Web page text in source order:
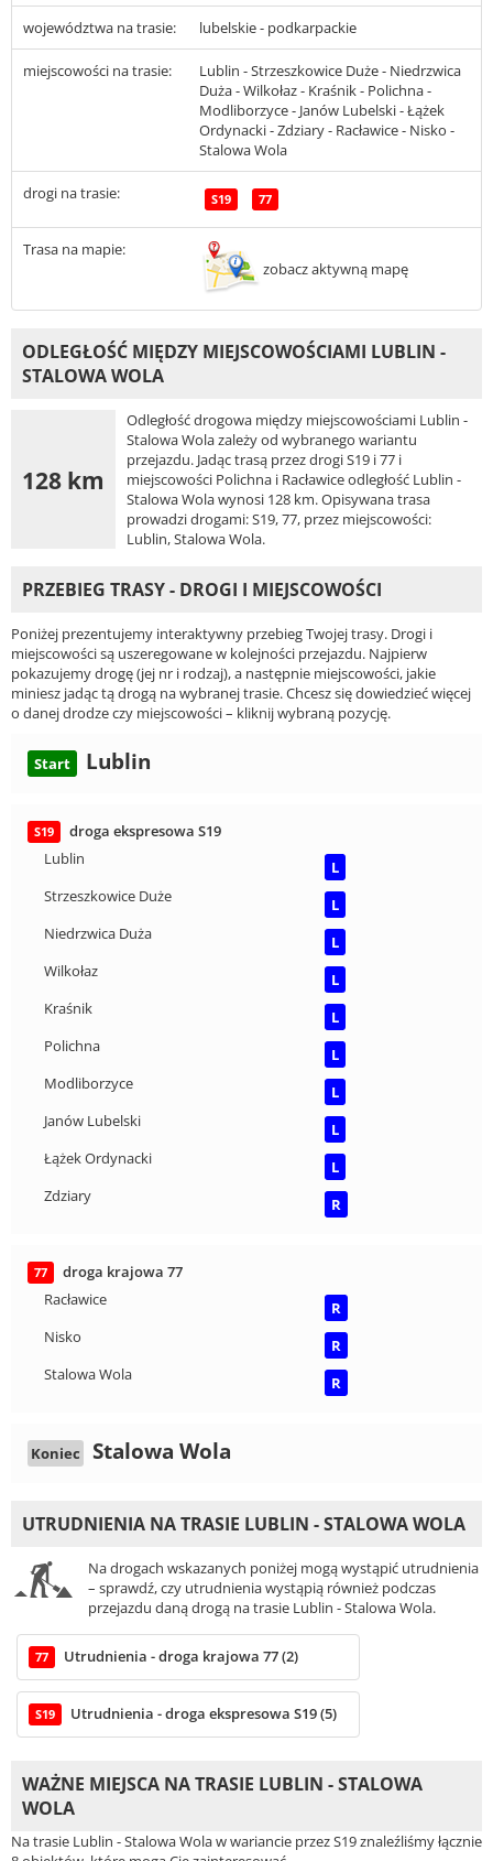
województwa na trasie: lubelskie - podkarpackie
miejscowości na trasie:
Lublin - Strzeszkowice Duże - Niedrzwica
Duża - Wilkołaz - Kraśnik - Polichna -
Modliborzyce - Janów Lubelski - Łążek
Ordynacki - Zdziary - Racławice - Nisko -
Stalowa Wola
drogi na trasie: S19 77
Trasa na mapie:
zobacz aktywną mapę
ODLEGŁOŚĆ MIĘDZY MIEJSCOWOŚCIAMI LUBLIN -
STALOWA WOLA
128 km
Odległość drogowa między miejscowościami Lublin -
Stalowa Wola zależy od wybranego wariantu
przejazdu. Jadąc trasą przez drogi S19 i 77 i
miejscowości Polichna i Racławice odległość Lublin -
Stalowa Wola wynosi 128 km. Opisywana trasa
prowadzi drogami: S19, 77, przez miejscowości:
Lublin, Stalowa Wola.
PRZEBIEG TRASY - DROGI I MIEJSCOWOŚCI
Poniżej prezentujemy interaktywny przebieg Twojej trasy. Drogi i
miejscowości są uszeregowane w kolejności przejazdu. Najpierw
pokazujemy drogę (jej nr i rodzaj), a następnie miejscowości, jakie
miniesz jadąc tą drogą na wybranej trasie. Chcesz się dowiedzieć więcej
o danej drodze czy miejscowości – kliknij wybraną pozycję.
Start Lublin
S19
droga ekspresowa S19
Lublin
L
Strzeszkowice Duże
L
Niedrzwica Duża
L
Wilkołaz
L
Kraśnik
L
Polichna
L
Modliborzyce
L
Janów Lubelski
L
Łążek Ordynacki
L
Zdziary
R
77
droga krajowa 77
Racławice
R
Nisko
R
Stalowa Wola
R
Koniec Stalowa Wola
UTRUDNIENIA NA TRASIE LUBLIN - STALOWA WOLA
Na drogach wskazanych poniżej mogą wystąpić utrudnienia
– sprawdź, czy utrudnienia wystąpią również podczas
przejazdu daną drogą na trasie Lublin - Stalowa Wola.
77 Utrudnienia - droga krajowa 77 (2)
S19 Utrudnienia - droga ekspresowa S19 (5)
WAŻNE MIEJSCA NA TRASIE LUBLIN - STALOWA
WOLA
Na trasie Lublin - Stalowa Wola w wariancie przez S19 znaleźliśmy łącznie